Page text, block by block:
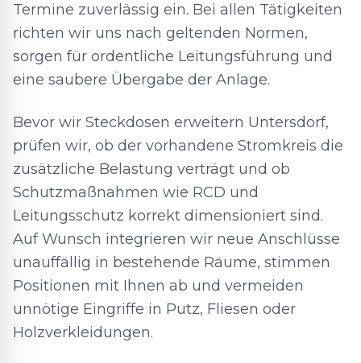
Termine zuverlässig ein. Bei allen Tätigkeiten
richten wir uns nach geltenden Normen,
sorgen für ordentliche Leitungsführung und
eine saubere Übergabe der Anlage.
Bevor wir Steckdosen erweitern Untersdorf,
prüfen wir, ob der vorhandene Stromkreis die
zusätzliche Belastung verträgt und ob
Schutzmaßnahmen wie RCD und
Leitungsschutz korrekt dimensioniert sind.
Auf Wunsch integrieren wir neue Anschlüsse
unauffällig in bestehende Räume, stimmen
Positionen mit Ihnen ab und vermeiden
unnötige Eingriffe in Putz, Fliesen oder
Holzverkleidungen.